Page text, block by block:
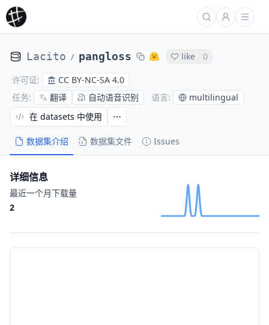
Lacito / pangloss like 0
许可证:
CC BY-NC-SA 4.0
任务: 翻译 自动语音识别 语言: multilingual
数据集介绍 数据集文件 Issues
在 datasets 中使用
详细信息
最近一个月下载量
2